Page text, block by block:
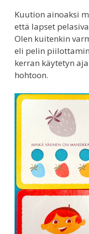
Kuution ainoaksi
että lapset
Olen kuitenkin
eli pelin
kerran käytetyn
hohtoon.